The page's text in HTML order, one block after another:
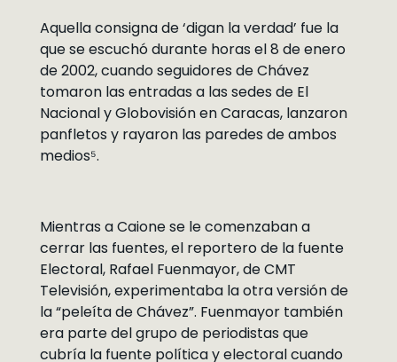
Aquella consigna de ‘digan la verdad’ fue la
que se escuchó durante horas el 8 de enero
de 2002, cuando seguidores de Chávez
tomaron las entradas a las sedes de El
Nacional y Globovisión en Caracas, lanzaron
panfletos y rayaron las paredes de ambos
medios⁵.
Mientras a Caione se le comenzaban a
cerrar las fuentes, el reportero de la fuente
Electoral, Rafael Fuenmayor, de CMT
Televisión, experimentaba la otra versión de
la “peleíta de Chávez”. Fuenmayor también
era parte del grupo de periodistas que
cubría la fuente política y electoral cuando